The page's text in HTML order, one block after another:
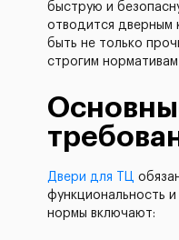
быструю и
отводится дверным
быть не только
строгим
Двери для ТЦ
функциональность
нормы включают: